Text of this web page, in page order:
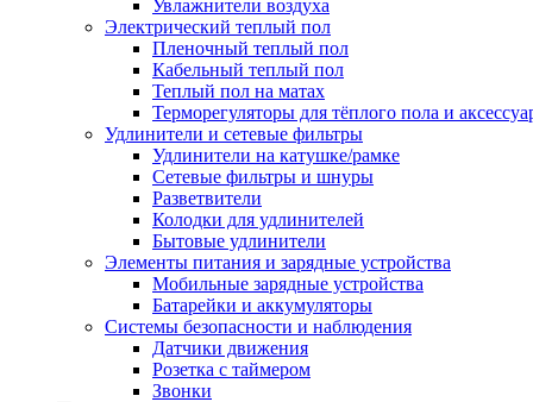
Увлажнители воздуха
Электрический теплый пол
Пленочный теплый пол
Кабельный теплый пол
Теплый пол на матах
Терморегуляторы для тёплого пола и
Удлинители и сетевые фильтры
Удлинители на катушке/рамке
Сетевые фильтры и шнуры
Разветвители
Колодки для удлинителей
Бытовые удлинители
Элементы питания и зарядные устройства
Мобильные зарядные устройства
Батарейки и аккумуляторы
Системы безопасности и наблюдения
Датчики движения
Розетка с таймером
Звонки